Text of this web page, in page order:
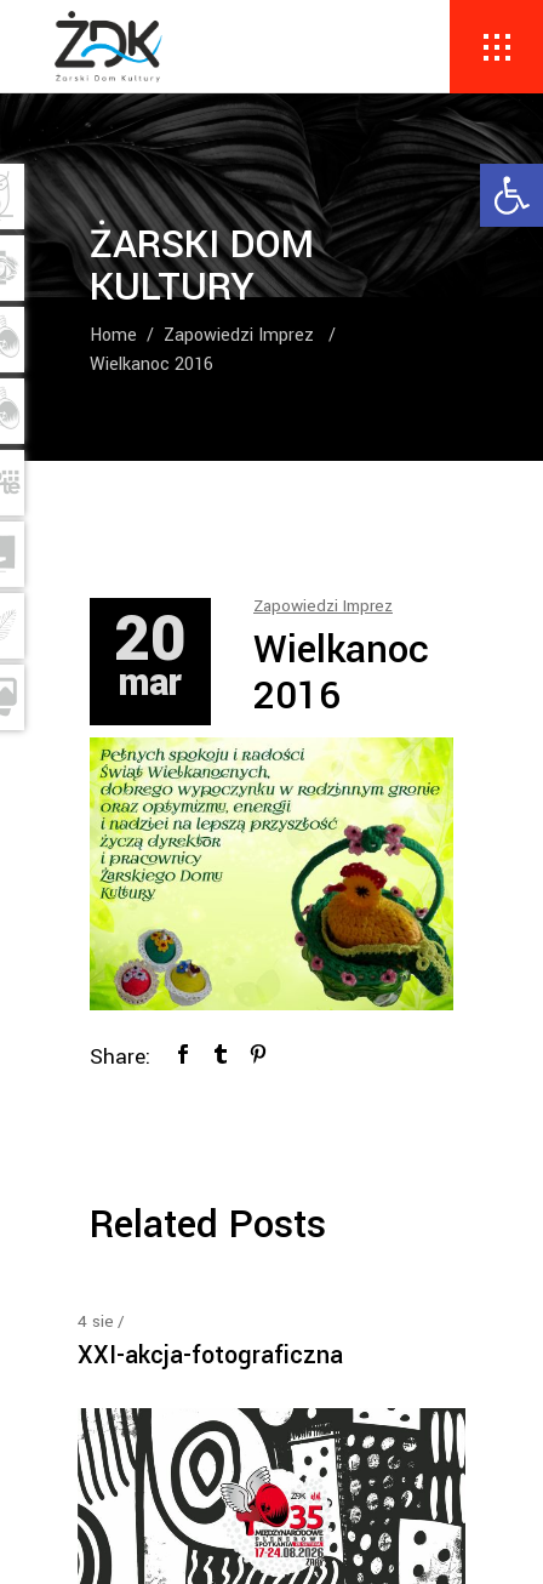
ŻARSKI DOM
KULTURY
Home / Zapowiedzi Imprez
/
Wielkanoc 2016
20
mar
Zapowiedzi Imprez
Wielkanoc
2016
Share:
Related Posts
4 sie
XXI-akcja-fotograficzna